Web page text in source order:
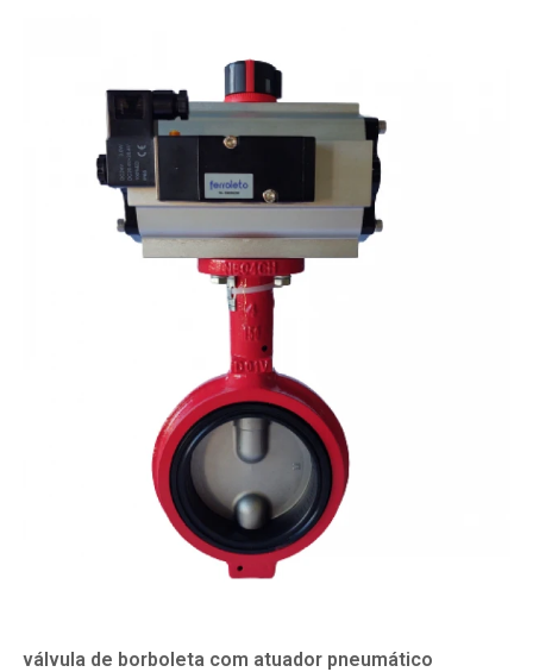
válvula de borboleta com atuador pneumático